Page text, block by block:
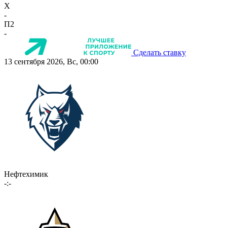
X
-
П2
-
Сделать ставку
13 сентября 2026, Вс, 00:00
Нефтехимик
-:-